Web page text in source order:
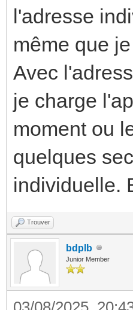
l'adresse
même que
Avec
je charge
moment ou
quelques
individuelle.
Trouver
bdplb
Junior Member